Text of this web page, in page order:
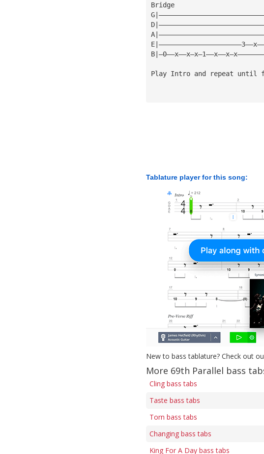
Bridge
Play Intro and repeat until
Tablature player for this song:
New to bass tablature? Check out
More 69th Parallel bass
Cling bass tabs
Taste bass tabs
Torn bass tabs
Changing bass tabs
King For A Day bass tabs